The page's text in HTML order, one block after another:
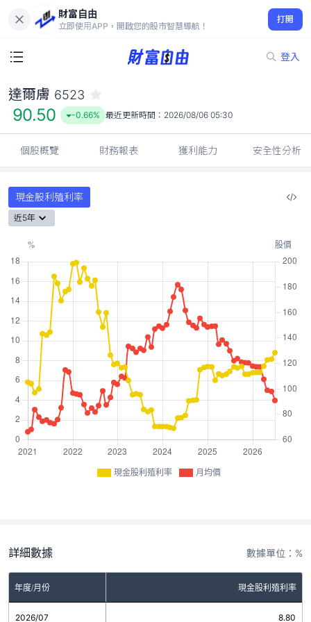
財富自由
立即使用APP，開啟您的股市智慧導航！
打開
登入
90.50
-0.66%
達爾膚 6523
90.50 -0.66% 最近更新時間： 2026/08/06 05:30
個股概覽 財務報表 獲利能力 安全性分析
現金股利殖利率
近5年
現金股利殖利率 月均價
詳細數據 數據單位：%
年度/月份 現金股利殖利率
2026/07 8.80